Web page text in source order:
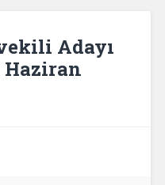
Adayı
Haziran